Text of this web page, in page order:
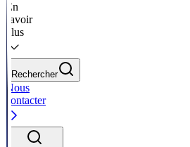
En
savoir
plus
Rechercher
Nous
contacter